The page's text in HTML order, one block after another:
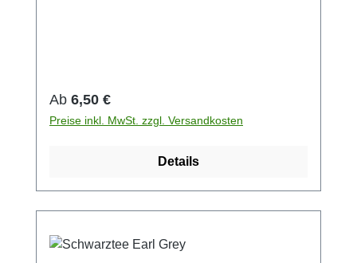
Regulärer Preis:
Ab 6,50 €
Preise inkl. MwSt. zzgl. Versandkosten
Details